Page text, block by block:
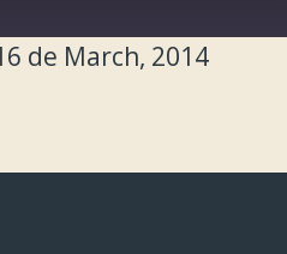
de March, 2014